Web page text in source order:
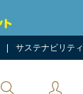
サステナビリティ